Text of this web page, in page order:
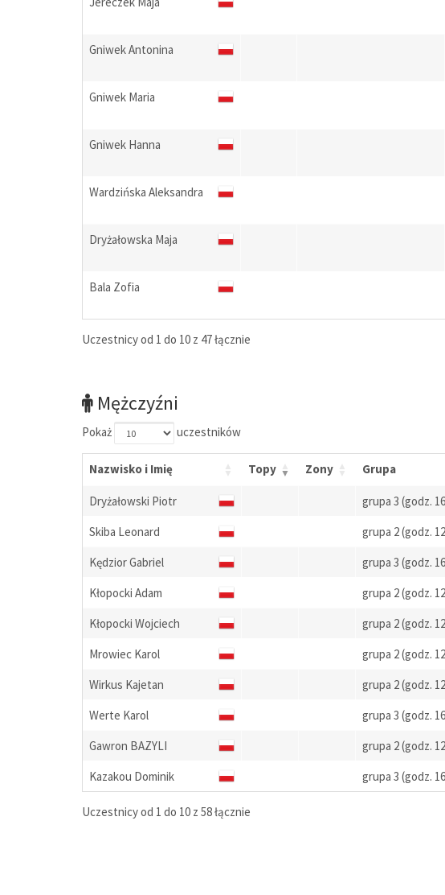
Gniwek Antonina
Gniwek Maria
Gniwek Hanna
Wardzińska Aleksandra
Dryżałowska Maja
Bala Zofia
Uczestnicy od 1 do 10 z 47 łącznie
Mężczyźni
Pokaż uczestników
Nazwisko i Imię Topy Zony Grupa
Dryżałowski Piotr grupa 3 (godz.
Skiba Leonard
grupa 2 (godz.
Kędzior Gabriel
grupa 3 (godz.
Kłopocki Adam
grupa 2 (godz.
Kłopocki Wojciech
grupa 2 (godz.
Mrowiec Karol
grupa 2 (godz.
Wirkus Kajetan
grupa 2 (godz.
Werte Karol
grupa 3 (godz.
Gawron BAZYLI
grupa 2 (godz.
Kazakou Dominik
grupa 3 (godz.
Uczestnicy od 1 do 10 z 58 łącznie